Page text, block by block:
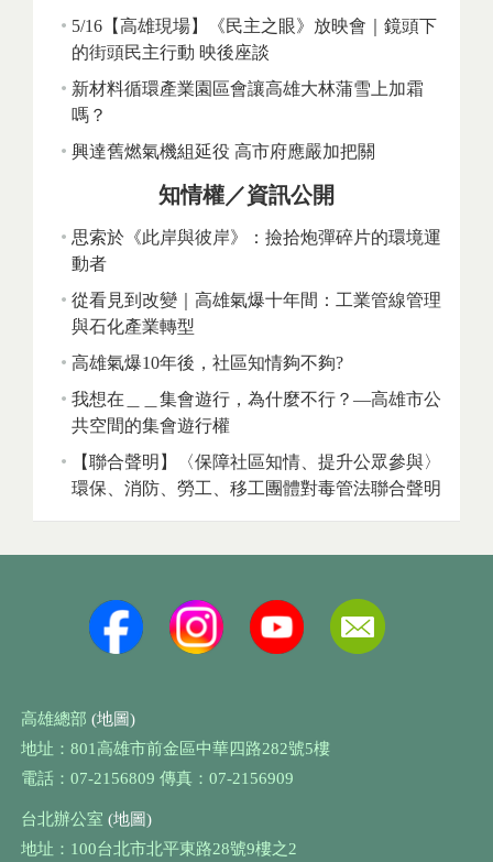
5/16【高雄現場】《民主之眼》放映會｜鏡頭下
的街頭民主行動 映後座談
新材料循環產業園區會讓高雄大林蒲雪上加霜
嗎？
興達舊燃氣機組延役 高市府應嚴加把關
知情權／資訊公開
思索於《此岸與彼岸》：撿拾炮彈碎片的環境運
動者
從看見到改變｜高雄氣爆十年間：工業管線管理
與石化產業轉型
高雄氣爆10年後，社區知情夠不夠?
我想在＿＿集會遊行，為什麼不行？—高雄市公
共空間的集會遊行權
【聯合聲明】〈保障社區知情、提升公眾參與〉
環保、消防、勞工、移工團體對毒管法聯合聲明
高雄總部 (地圖)
地址：801高雄市前金區中華四路282號5樓
電話：07-2156809 傳真：07-2156909
台北辦公室 (地圖)
地址：100台北市北平東路28號9樓之2